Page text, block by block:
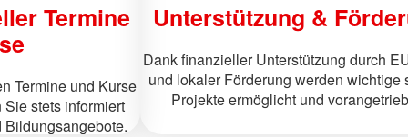
Termine
Termine und Kurse
stets informiert
Unterstützung &
Dank finanzieller Unterstützung durch
und lokaler Förderung werden wichtige
Projekte ermöglicht und